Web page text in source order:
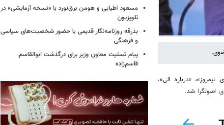
«درباره الی»،
اصولگرا شد.
مسعود اطیابی و هومن برق‌نورد با «نسخه آزمایشی» در
تلویزیون
بدرقه روزنامه‌نگار قدیمی با حضور شخصیت‌های سیاسی
و فرهنگی
پیام تسلیت معاون وزیر برای درگذشت ابوالقاسم
قاسم‌زاده